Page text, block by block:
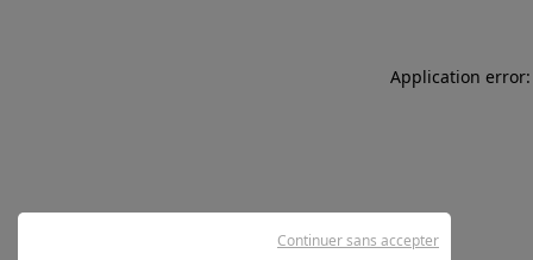
Application
Continuer sans accepter